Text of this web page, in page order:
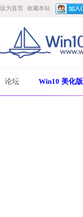
设为首页 收藏本站
论坛 Win10 美化版